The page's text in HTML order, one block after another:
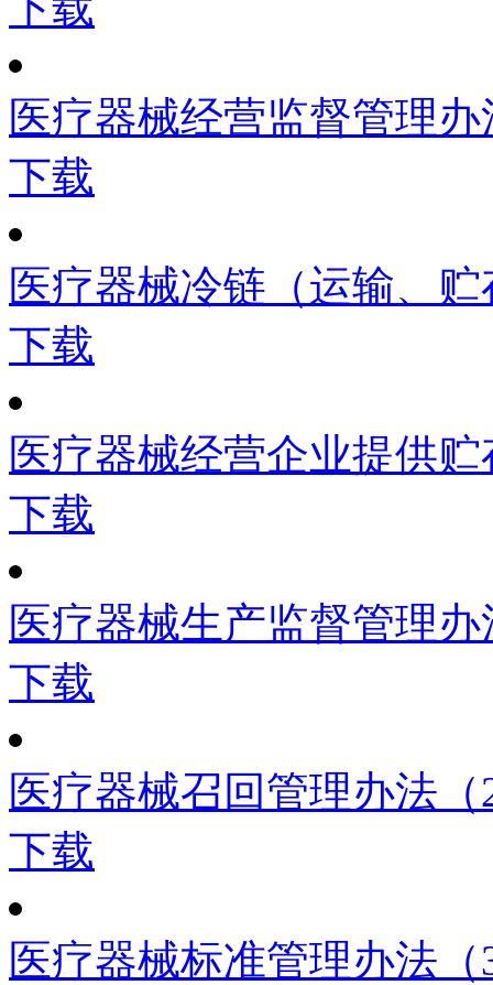
医疗器械经营监督管理
下载
医疗器械冷链（运输、
下载
医疗器械经营企业提供
下载
医疗器械生产监督管理
下载
医疗器械召回管理办法（
下载
医疗器械标准管理办法（